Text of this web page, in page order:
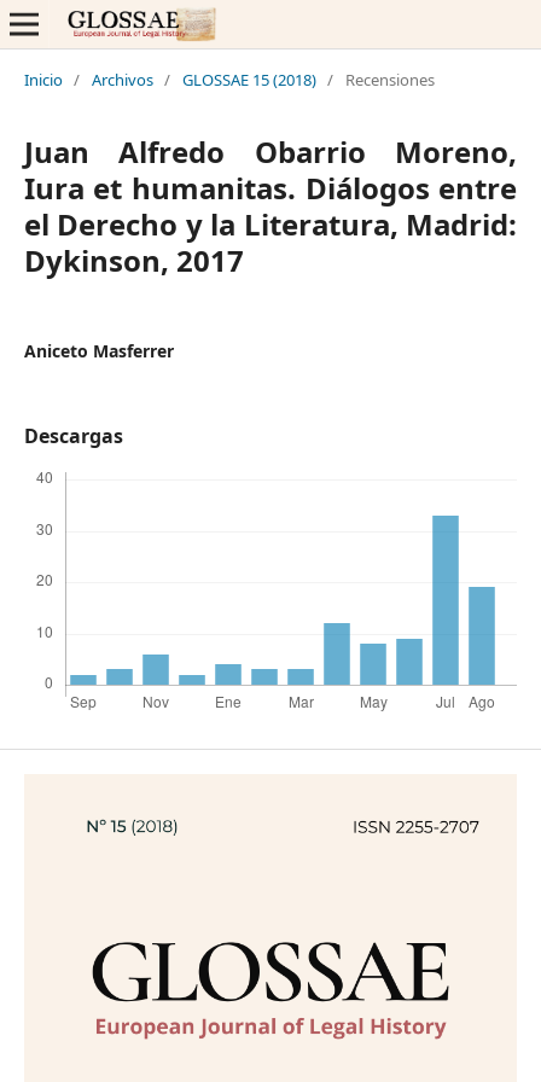
Inicio / Archivos / GLOSSAE 15 (2018) / Recensiones
Juan Alfredo Obarrio Moreno,
Iura et humanitas. Diálogos entre
el Derecho y la Literatura, Madrid:
Dykinson, 2017
Aniceto Masferrer
Descargas